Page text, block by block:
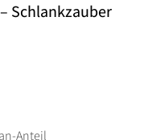
Schlankzauber
Anteil